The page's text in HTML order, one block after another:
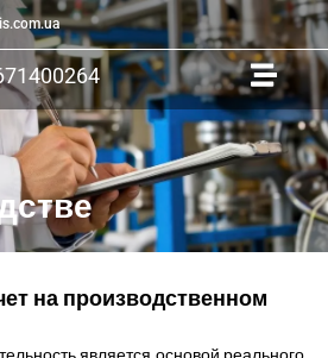
на производственном